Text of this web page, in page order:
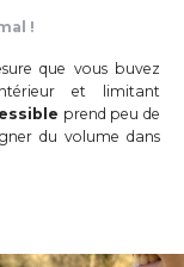
!
que vous buvez
et limitant
prend peu de
du volume dans